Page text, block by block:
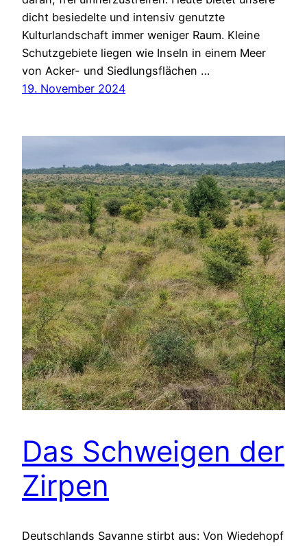
dicht besiedelte und intensiv genutzte
Kulturlandschaft immer weniger Raum. Kleine
Schutzgebiete liegen wie Inseln in einem Meer
von Acker- und Siedlungsflächen …
19. November 2024
Das Schweigen der
Zirpen
Deutschlands Savanne stirbt aus: Von Wiedehopf